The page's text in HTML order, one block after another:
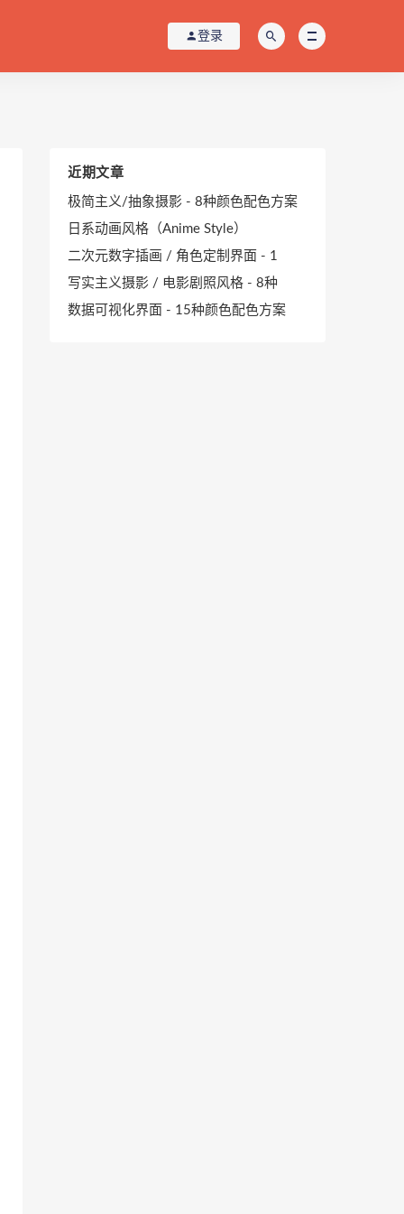
登录
近期文章
极简主义/抽象摄影 - 8种颜色配色方案
日系动画风格（Anime Style）
二次元数字插画 / 角色定制界面 - 1
写实主义摄影 / 电影剧照风格 - 8种
数据可视化界面 - 15种颜色配色方案